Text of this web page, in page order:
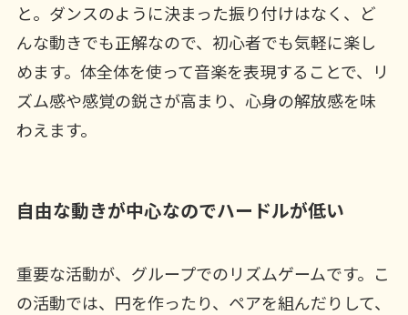
と。ダンスのように決まった振り付けはなく、ど
んな動きでも正解なので、初心者でも気軽に楽し
めます。体全体を使って音楽を表現することで、リ
ズム感や感覚の鋭さが高まり、心身の解放感を味
わえます。
自由な動きが中心なのでハードルが低い
重要な活動が、グループでのリズムゲームです。こ
の活動では、円を作ったり、ペアを組んだりして、